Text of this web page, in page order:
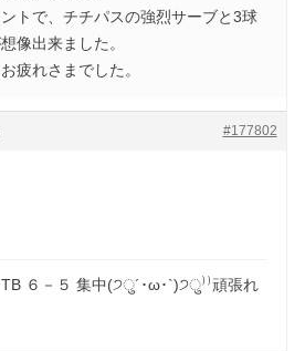
トで、チチパスの強烈サーブと3球
像出来ました。
疲れさまでした。
#177802
TB ６－５ 集中(੭ु´･ω･`)੭ु⁾⁾頑張れ